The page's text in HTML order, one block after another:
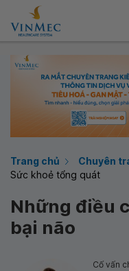
Trang chủ
Chuyên
Sức khoẻ tổng quát
Những điều
bại não
Cố vấn